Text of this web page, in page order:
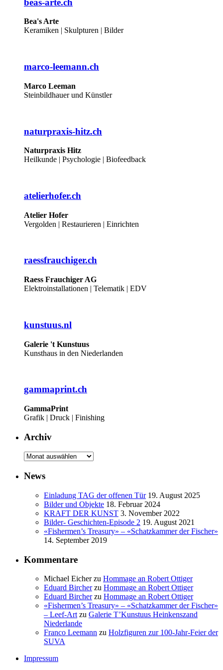
Bea's Arte
Keramiken | Skulpturen | Bilder
marco-leemann.ch
Marco Leeman
Steinbildhauer und Künstler
naturpraxis-hitz.ch
Naturpraxis Hitz
Heilkunde | Psychologie | Biofeedback
atelierhofer.ch
Atelier Hofer
Vergolden | Restaurieren | Einrichten
raessfrauchiger.ch
Raess Frauchiger AG
Elektroinstallationen | Telematik | EDV
kunstuus.nl
Galerie 't Kunstuus
Kunsthaus in den Niederlanden
gammaprint.ch
GammaPrint
Grafik | Druck | Finishing
Archiv
Archiv
News
Einladung TAG der offenen Tür 19. August 2025
Bilder und Objekte 18. Februar 2024
KRAFT DER KUNST 3. November 2022
Bilder- Geschichten-Episode 2 19. August 2021
«Fishermen’s Treasury» – «Schatzkammer der Fischer»
14. September 2019
Kommentare
Michael Eicherzu Hommage an Robert Ottiger
Eduard Bircherzu Hommage an Robert Ottiger
Eduard Bircherzu Hommage an Robert Ottiger
«Fishermen’s Treasury» – «Schatzkammer der Fischer»
– Leef-Art zu Galerie T’Kunstuus Heinkenszand
Niederlande
Franco Leemann zu Holzfiguren zur 100-Jahr-Feier der
SUVA
Impressum